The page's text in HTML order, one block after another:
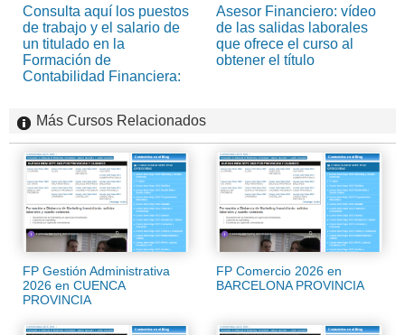
Consulta aquí los puestos
de trabajo y el salario de
un titulado en la
Formación de
Contabilidad Financiera:
Asesor Financiero: vídeo
de las salidas laborales
que ofrece el curso al
obtener el título
Más Cursos Relacionados
FP Gestión Administrativa
2026 en CUENCA
PROVINCIA
FP Comercio 2026 en
BARCELONA PROVINCIA